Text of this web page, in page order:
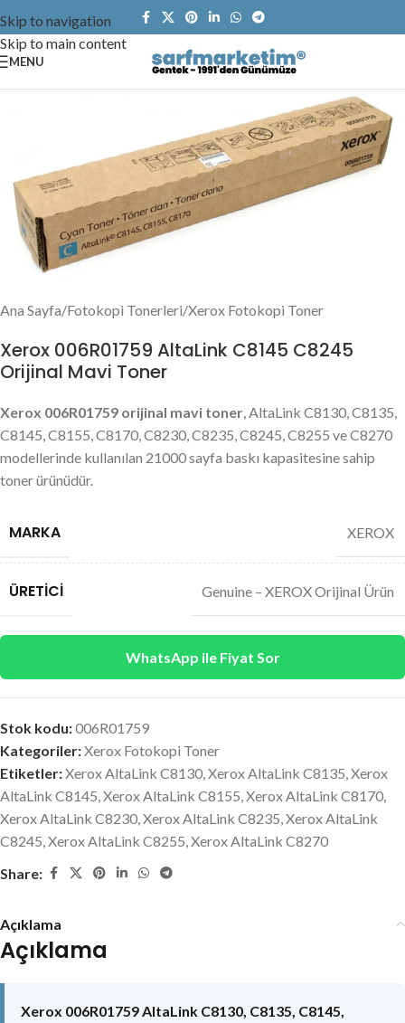
Skip to navigation
Skip to main content
MENU
Ana Sayfa/Fotokopi Tonerleri/Xerox Fotokopi Toner
Xerox 006R01759 AltaLink C8145 C8245
Orijinal Mavi Toner
Xerox 006R01759 orijinal mavi toner, AltaLink C8130, C8135,
C8145, C8155, C8170, C8230, C8235, C8245, C8255 ve C8270
modellerinde kullanılan 21000 sayfa baskı kapasitesine sahip
toner ürünüdür.
MARKA XEROX
ÜRETICI Genuine – XEROX Orijinal Ürün
WhatsApp ile Fiyat Sor
Stok kodu:006R01759
Kategoriler:Xerox Fotokopi Toner
Etiketler:Xerox AltaLink C8130,Xerox AltaLink C8135,Xerox
AltaLink C8145,Xerox AltaLink C8155,Xerox AltaLink C8170,
Xerox AltaLink C8230,Xerox AltaLink C8235,Xerox AltaLink
C8245,Xerox AltaLink C8255,Xerox AltaLink C8270
Share:
Açıklama
Açıklama
Xerox 006R01759 AltaLink C8130, C8135, C8145,